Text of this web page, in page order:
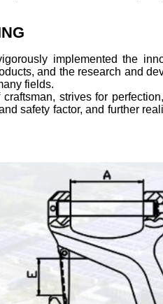
implemented the
and the research and
fields.
strives for
safety factor, and further